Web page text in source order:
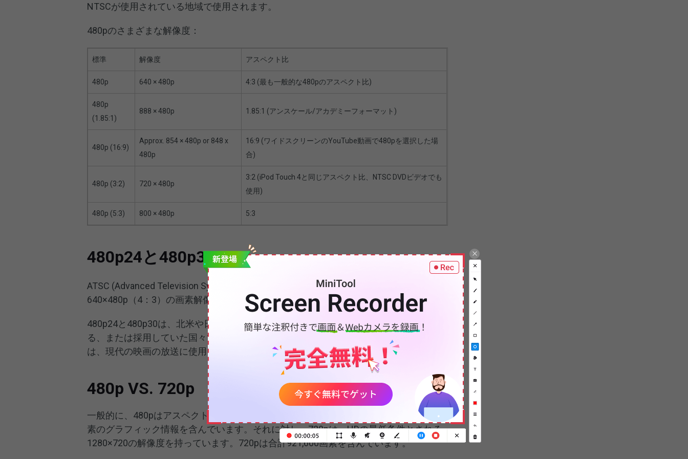
NTSCが使用されている地域で使用されます。
480pのさまざまな解像度：
標準 解像度 アスペクト比
480p 640 × 480p 4:3 (最も一般的な480pのアスペクト比)
480p
(1.85:1)
888 × 480p 1.85:1 (アンスケール/アカデミーフォーマット)
480p (16:9)
Approx. 854 × 480p or 848 x
480p
16:9 (ワイドスクリーンのYouTube動画で480pを選択した場
合)
480p (3:2) 720 × 480p
3:2 (iPod Touch 4と同じアスペクト比、NTSC DVDビデオでも
使用)
480p (5:3) 800 × 480p 5:3
480p24と480p30
ATSC (Advanced Television Systems Committee) デジタルテレビ規格では、480pと
640×480p（4：3）の画素解像度をp24、p30、p60フレーム/秒で定義しています。
480p24と480p30は、北米や日本など、インターレースNTSCシステムを採用してい
る、または採用していた国々でより一般的なフォーマットです（これらのフォーマット
は、現代の映画の放送に使用される場合、システムと多少の互換性があります）。
480p VS. 720p
一般的に、480pはアスペクト比4:3の640×480pの動画/画像解像度を表し、約307,200画
素のグラフィック情報を含んでいます。それに対し、720pは、HDの最低条件とされる
1280×720の解像度を持っています。720pは合計921,600画素を含んでいます。